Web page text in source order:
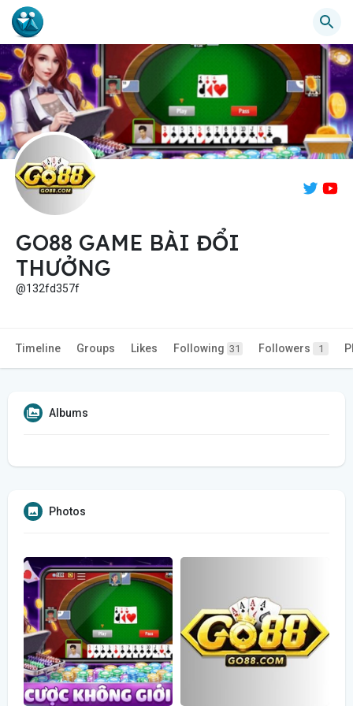
GO88 GAME BÀI ĐỔI
THƯỞNG
@132fd357f
Timeline Groups Likes Following 31 Followers 1
Albums
Photos